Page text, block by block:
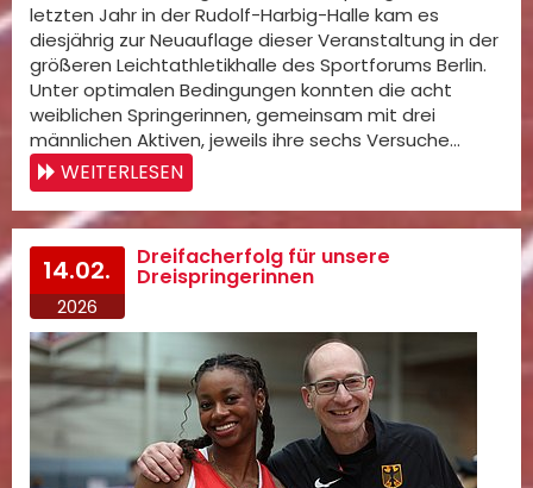
letzten Jahr in der Rudolf-Harbig-Halle kam es
diesjährig zur Neuauflage dieser Veranstaltung in der
größeren Leichtathletikhalle des Sportforums Berlin.
Unter optimalen Bedingungen konnten die acht
weiblichen Springerinnen, gemeinsam mit drei
männlichen Aktiven, jeweils ihre sechs Versuche…
WEITERLESEN
14.02.
2026
Dreifacherfolg für unsere
Dreispringerinnen